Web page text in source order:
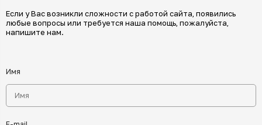
Если у Вас возникли сложности с работой сайта, появились
любые вопросы или требуется наша помощь, пожалуйста,
напишите нам.
Имя